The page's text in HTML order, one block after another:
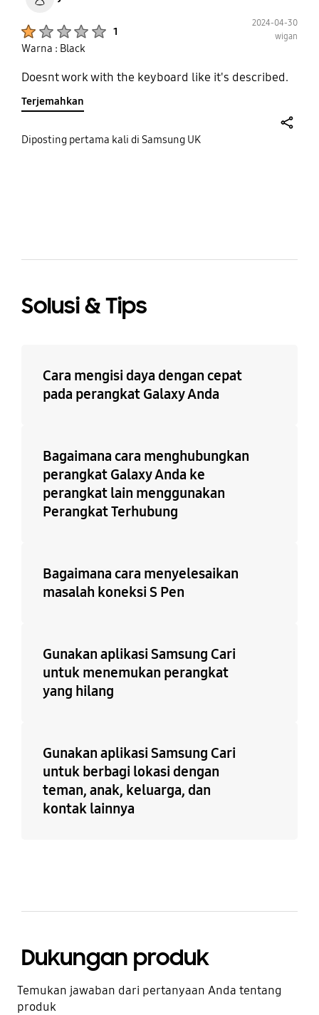
1
2024-04-30
wigan
Warna : Black
Doesnt work with the keyboard like it's described.
Terjemahkan
Diposting pertama kali di Samsung UK
Solusi & Tips
Cara mengisi daya dengan cepat
pada perangkat Galaxy Anda
Bagaimana cara menghubungkan
perangkat Galaxy Anda ke
perangkat lain menggunakan
Perangkat Terhubung
Bagaimana cara menyelesaikan
masalah koneksi S Pen
Gunakan aplikasi Samsung Cari
untuk menemukan perangkat
yang hilang
Gunakan aplikasi Samsung Cari
untuk berbagi lokasi dengan
teman, anak, keluarga, dan
kontak lainnya
Dukungan produk
Temukan jawaban dari pertanyaan Anda tentang
produk